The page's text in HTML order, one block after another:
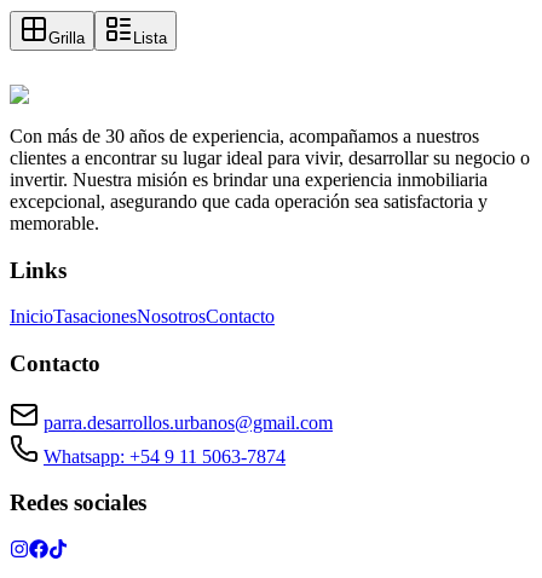
Grilla Lista
Con más de 30 años de experiencia, acompañamos a nuestros
clientes a encontrar su lugar ideal para vivir, desarrollar su negocio o
invertir. Nuestra misión es brindar una experiencia inmobiliaria
excepcional, asegurando que cada operación sea satisfactoria y
memorable.
Links
InicioTasacionesNosotrosContacto
Contacto
parra.desarrollos.urbanos@gmail.com
Whatsapp: +54 9 11 5063-7874
Redes sociales